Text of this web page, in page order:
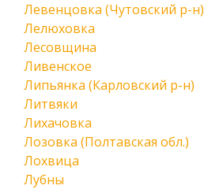
Левенцовка (Чутовский р-н)
Лелюховка
Лесовщина
Ливенское
Липьянка (Карловский р-н)
Литвяки
Лихачовка
Лозовка (Полтавская обл.)
Лохвица
Лубны